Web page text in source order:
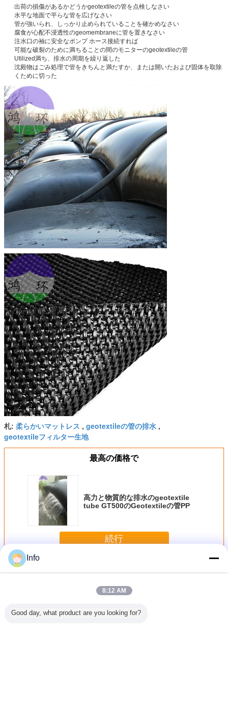
出荷の損傷があるかどうかgeotextileの管を点検しなさい
水平な地面で平らな管を広げなさい
管が強いられ、しっかり止められていることを確かめなさい
腐食が心配不浸透性のgeomembraneに管を置きなさい
注水口の袖に安全なポンプ ホース接続すれば
可能な破裂のために満ちることの間のモニターのgeotextileの管
Utilized満ち、排水の周期を繰り返した
沈殿物はごみ処理で管をきちんと満たすか、または開いたおよび固体を取除
くために切った
札: 柔らかいマットレス , geotextileの管の排水 ,
geotextileフィルター生地
最高の価格で
高力と物質的な排水のgeotextile
tube GT500のGeotextileの管PP
続行
多くGeotextileの管
Info
8:12 AM
Good day, what product are you looking for?